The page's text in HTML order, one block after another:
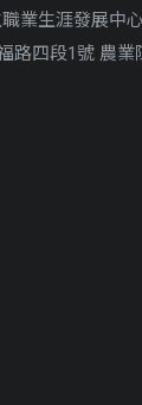
業生涯發展中心
路四段1號 農